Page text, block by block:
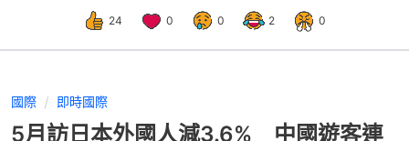
24 0 0 2 0
國際 即時國際
5月訪日本外國人減3.6% 中國遊客連